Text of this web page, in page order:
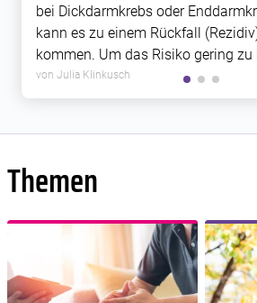
bei Dickdarmkrebs oder
kann es zu einem Rückfall
kommen. Um das Risiko gering zu
können Sie selbst einiges tun.
von Julia Klinkusch
Themen